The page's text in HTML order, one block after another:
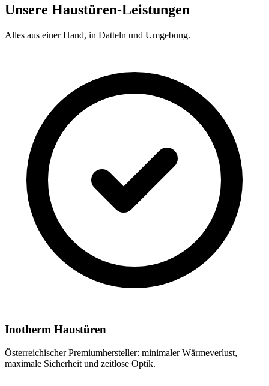
Unsere Haustüren-Leistungen
Alles aus einer Hand, in Datteln und Umgebung.
Inotherm Haustüren
Österreichischer Premiumhersteller: minimaler Wärmeverlust,
maximale Sicherheit und zeitlose Optik.